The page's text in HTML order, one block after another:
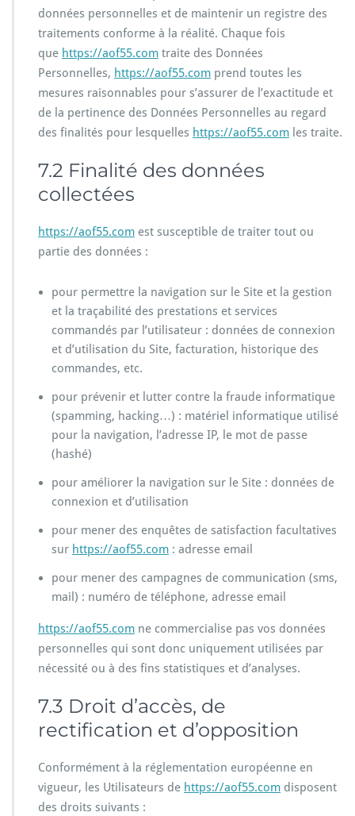
données personnelles et de maintenir un registre des
traitements conforme à la réalité. Chaque fois
que https://aof55.com traite des Données
Personnelles, https://aof55.com prend toutes les
mesures raisonnables pour s’assurer de l’exactitude et
de la pertinence des Données Personnelles au regard
des finalités pour lesquelles https://aof55.com les traite.
7.2 Finalité des données
collectées
https://aof55.com est susceptible de traiter tout ou
partie des données :
pour permettre la navigation sur le Site et la gestion
et la traçabilité des prestations et services
commandés par l’utilisateur : données de connexion
et d’utilisation du Site, facturation, historique des
commandes, etc.
pour prévenir et lutter contre la fraude informatique
(spamming, hacking…) : matériel informatique utilisé
pour la navigation, l’adresse IP, le mot de passe
(hashé)
pour améliorer la navigation sur le Site : données de
connexion et d’utilisation
pour mener des enquêtes de satisfaction facultatives
sur https://aof55.com : adresse email
pour mener des campagnes de communication (sms,
mail) : numéro de téléphone, adresse email
https://aof55.com ne commercialise pas vos données
personnelles qui sont donc uniquement utilisées par
nécessité ou à des fins statistiques et d’analyses.
7.3 Droit d’accès, de
rectification et d’opposition
Conformément à la réglementation européenne en
vigueur, les Utilisateurs de https://aof55.com disposent
des droits suivants :